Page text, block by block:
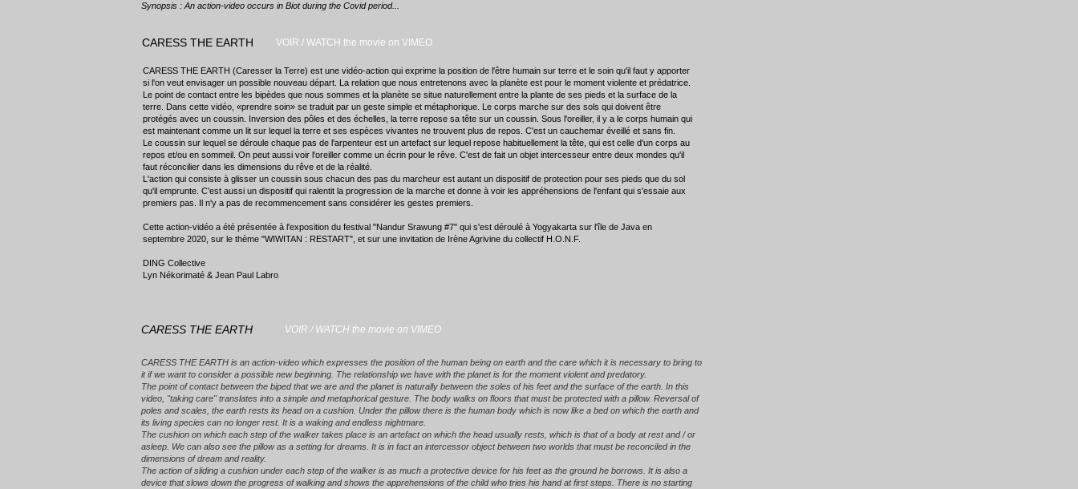
VOIR / WATCH the movie on VIMEO
CARESS THE EARTH is an action-video which expresses the position of the human being on earth and the care which it is necessary to bring to
it if we want to consider a possible new beginning. The relationship we have with the planet is for the moment violent and predatory.
The point of contact between the biped that we are and the planet is naturally between the soles of his feet and the surface of the earth. In this
video, "taking care" translates into a simple and metaphorical gesture. The body walks on floors that must be protected with a pillow. Reversal of
poles and scales, the earth rests its head on a cushion. Under the pillow there is the human body which is now like a bed on which the earth and
its living species can no longer rest. It is a waking and endless nightmare.
The cushion on which each step of the walker takes place is an artefact on which the head usually rests, which is that of a body at rest and / or
asleep. We can also see the pillow as a setting for dreams. It is in fact an intercessor object between two worlds that must be reconciled in the
dimensions of dream and reality.
The action of sliding a cushion under each step of the walker is as much a protective device for his feet as the ground he borrows. It is also a
device that slows down the progress of walking and shows the apprehensions of the child who tries his hand at first steps. There is no starting
CARESS THE EARTH
CARESS THE EARTH (Caresser la Terre) est une vidéo-action qui exprime la position de l'être humain sur terre et le soin qu'il faut y apporter
si l'on veut envisager un possible nouveau départ. La relation que nous entretenons avec la planète est pour le moment violente et prédatrice.
Le point de contact entre les bipèdes que nous sommes et la planète se situe naturellement entre la plante de ses pieds et la surface de la
terre. Dans cette vidéo, «prendre soin» se traduit par un geste simple et métaphorique. Le corps marche sur des sols qui doivent être
protégés avec un coussin. Inversion des pôles et des échelles, la terre repose sa tête sur un coussin. Sous l'oreiller, il y a le corps humain qui
est maintenant comme un lit sur lequel la terre et ses espèces vivantes ne trouvent plus de repos. C'est un cauchemar éveillé et sans fin.
Le coussin sur lequel se déroule chaque pas de l'arpenteur est un artefact sur lequel repose habituellement la tête, qui est celle d'un corps au
repos et/ou en sommeil. On peut aussi voir l'oreiller comme un écrin pour le rêve. C'est de fait un objet intercesseur entre deux mondes qu'il
faut réconcilier dans les dimensions du rêve et de la réalité.
L'action qui consiste à glisser un coussin sous chacun des pas du marcheur est autant un dispositif de protection pour ses pieds que du sol
qu'il emprunte. C'est aussi un dispositif qui ralentit la progression de la marche et donne à voir les appréhensions de l'enfant qui s'essaie aux
premiers pas. Il n'y a pas de recommencement sans considérer les gestes premiers.
Cette action-vidéo a été présentée à l'exposition du festival "Nandur Srawung #7" qui s'est déroulé à Yogyakarta sur l'île de Java en
septembre 2020, sur le thème "WIWITAN : RESTART", et sur une invitation de Irène Agrivine du collectif H.O.N.F.
DING Collective
Lyn Nékorimaté & Jean Paul Labro
CARESS THE EARTH VOIR / WATCH the movie on VIMEO
Synopsis : An action-video occurs in Biot during the Covid period...